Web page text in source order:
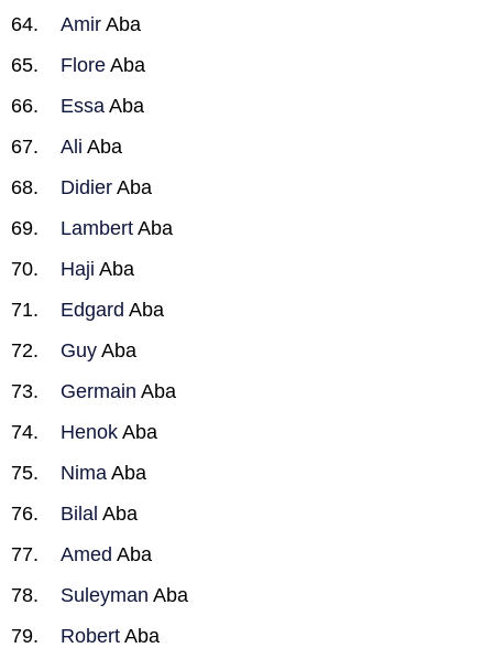
Amir Aba
Flore Aba
Essa Aba
Ali Aba
Didier Aba
Lambert Aba
Haji Aba
Edgard Aba
Guy Aba
Germain Aba
Henok Aba
Nima Aba
Bilal Aba
Amed Aba
Suleyman Aba
Robert Aba